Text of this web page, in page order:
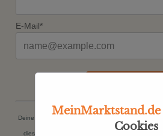
E-Mail*
Deine persönlichen Daten (Name, E-Mail-Adresse)
dieser Zusendungen gespeichert. Du kannst Dich
MeinMarktstand.de
Cookies